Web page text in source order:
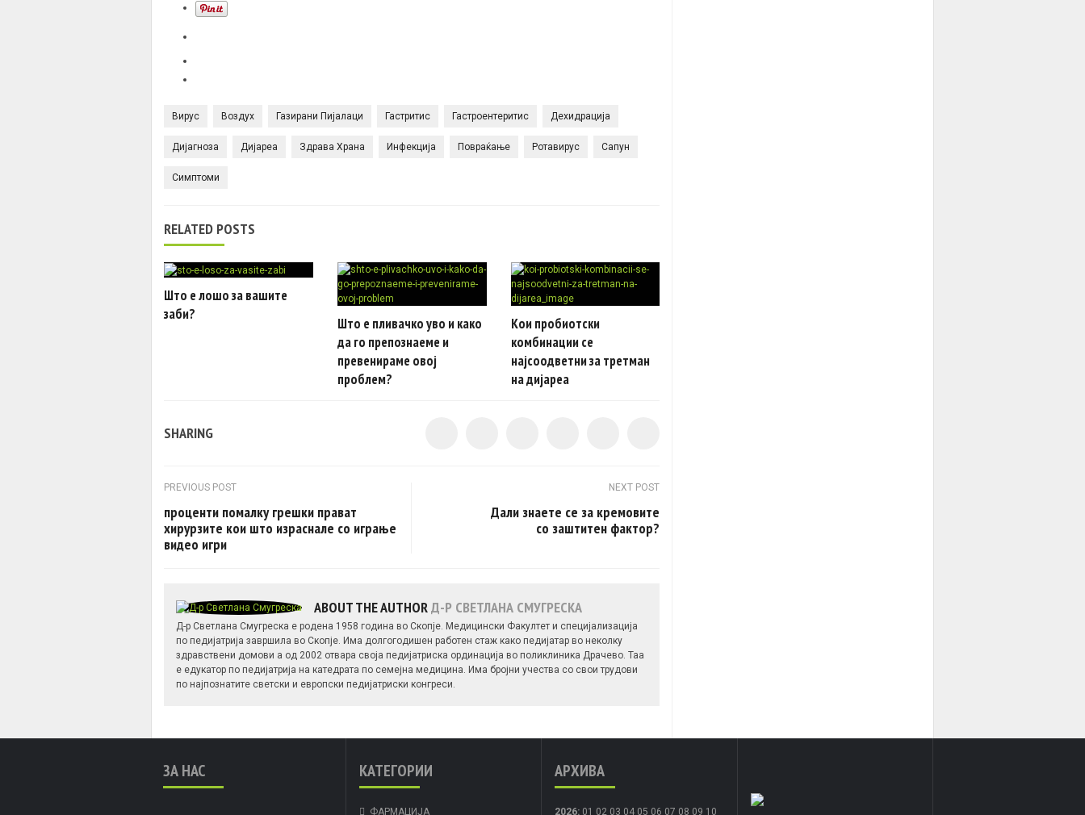
Вирус Воздух Газирани Пијалаци Гастритис Гастроентеритис Дехидрација
Дијагноза Дијареа Здрава Храна Инфекција Повраќање Ротавирус Сапун
Симптоми
RELATED POSTS
Што е лошо за вашите
заби?
Што е пливачко уво и како
да го препознаеме и
превенираме овој
проблем?
Кои пробиотски
комбинации се
најсоодветни за третман
на дијареа
SHARING
Post navigation
PREVIOUS POST
проценти помалку грешки прават
хирурзите кои што израснале со играње
видео игри
NEXT POST
Дали знаете се за кремовите
со заштитен фактор?
ABOUT THE AUTHORД-Р СВЕТЛАНА СМУГРЕСКА
Д-р Светлана Смугреска е родена 1958 година во Скопје. Медицински Факултет и специјализација
по педијатрија завршила во Скопје. Има долгогодишен работен стаж како педијатар во неколку
здравствени домови а од 2002 отвара своја педијатриска ординација во поликлиника Драчево. Таа
е едукатор по педијатрија на катедрата по семејна медицина. Има бројни учества со свои трудови
по најпознатите светски и европски педијатриски конгреси.
ЗА НАС КАТЕГОРИИ
ФАРМАЦИЈА
АРХИВА
2026: 01 02 03 04 05 06 07 08 09 10